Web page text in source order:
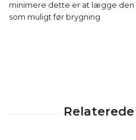
minimere dette er at lægge den
som muligt før brygning